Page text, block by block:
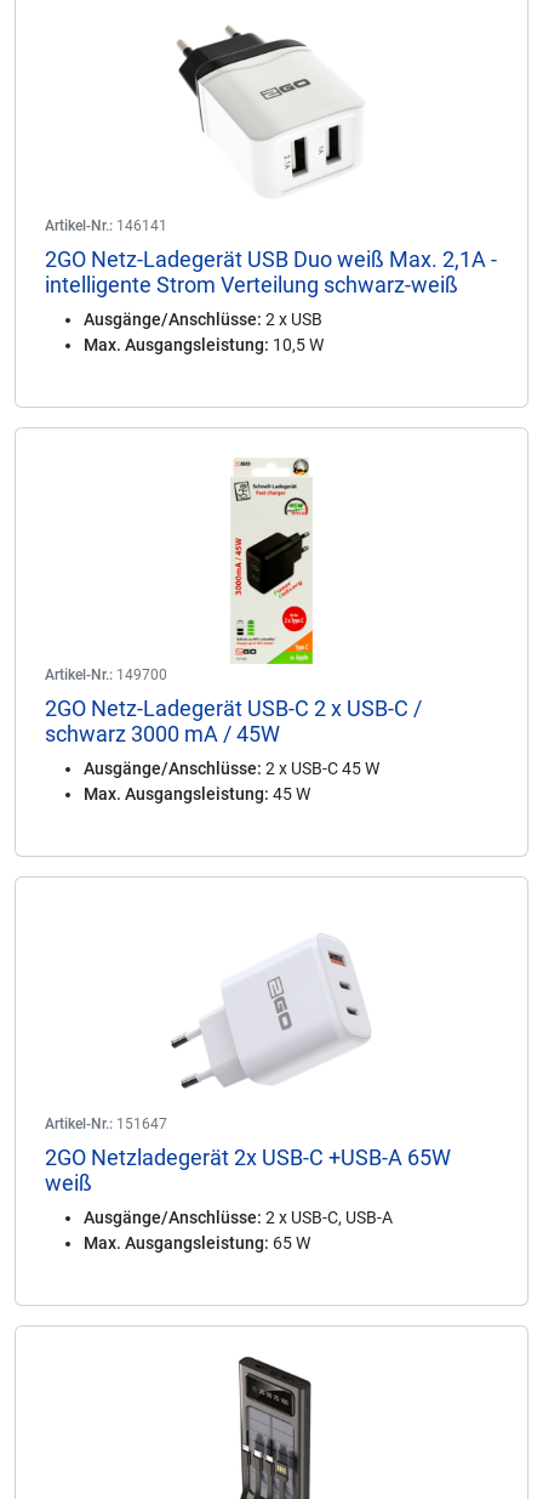
Artikel-Nr.: 146141
2GO Netz-Ladegerät USB Duo weiß Max. 2,1A -
intelligente Strom Verteilung schwarz-weiß
Ausgänge/Anschlüsse: 2 x USB
Max. Ausgangsleistung: 10,5 W
Artikel-Nr.: 149700
2GO Netz-Ladegerät USB-C 2 x USB-C /
schwarz 3000 mA / 45W
Ausgänge/Anschlüsse: 2 x USB-C 45 W
Max. Ausgangsleistung: 45 W
Artikel-Nr.: 151647
2GO Netzladegerät 2x USB-C +USB-A 65W
weiß
Ausgänge/Anschlüsse: 2 x USB-C, USB-A
Max. Ausgangsleistung: 65 W